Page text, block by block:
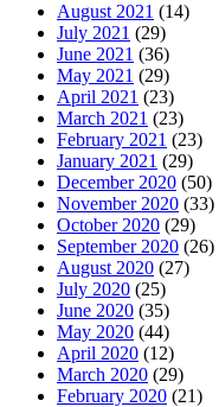
August 2021 (14)
July 2021 (29)
June 2021 (36)
May 2021 (29)
April 2021 (23)
March 2021 (23)
February 2021 (23)
January 2021 (29)
December 2020 (50)
November 2020 (33)
October 2020 (29)
September 2020 (26)
August 2020 (27)
July 2020 (25)
June 2020 (35)
May 2020 (44)
April 2020 (12)
March 2020 (29)
February 2020 (21)